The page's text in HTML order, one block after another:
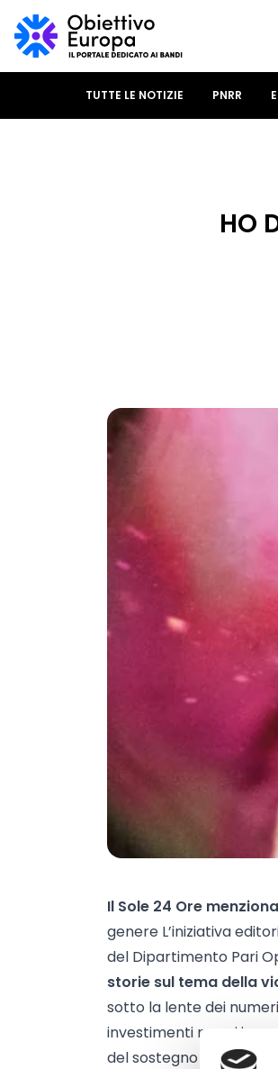
TUTTE LE NOTIZIE PNRR
HO
Il Sole 24 Ore
genere L’iniziativa
del Dipartimento Pari
storie sul tema della
sotto la lente dei
investimenti messi in
del sostegno alle